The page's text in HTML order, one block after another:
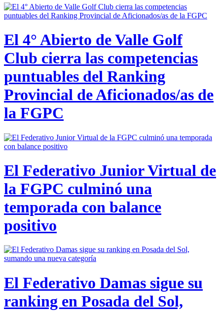
El 4° Abierto de Valle Golf
Club cierra las competencias
puntuables del Ranking
Provincial de Aficionados/as de
la FGPC
El Federativo Junior Virtual de
la FGPC culminó una
temporada con balance
positivo
El Federativo Damas sigue su
ranking en Posada del Sol,